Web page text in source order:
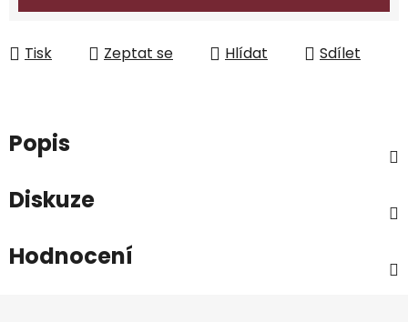
Tisk Zeptat se Hlídat Sdílet
Popis
Diskuze
Hodnocení